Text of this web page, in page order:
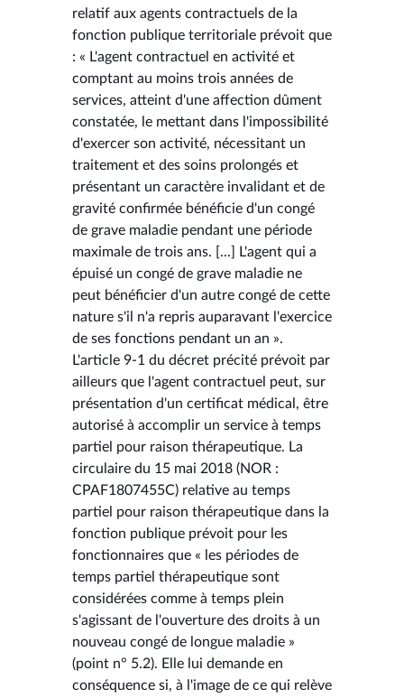
relatif aux agents contractuels de la
fonction publique territoriale prévoit que
: « L'agent contractuel en activité et
comptant au moins trois années de
services, atteint d'une affection dûment
constatée, le mettant dans l'impossibilité
d'exercer son activité, nécessitant un
traitement et des soins prolongés et
présentant un caractère invalidant et de
gravité confirmée bénéficie d'un congé
de grave maladie pendant une période
maximale de trois ans. [...] L'agent qui a
épuisé un congé de grave maladie ne
peut bénéficier d'un autre congé de cette
nature s'il n'a repris auparavant l'exercice
de ses fonctions pendant un an ».
L'article 9-1 du décret précité prévoit par
ailleurs que l'agent contractuel peut, sur
présentation d'un certificat médical, être
autorisé à accomplir un service à temps
partiel pour raison thérapeutique. La
circulaire du 15 mai 2018 (NOR :
CPAF1807455C) relative au temps
partiel pour raison thérapeutique dans la
fonction publique prévoit pour les
fonctionnaires que « les périodes de
temps partiel thérapeutique sont
considérées comme à temps plein
s'agissant de l'ouverture des droits à un
nouveau congé de longue maladie »
(point n° 5.2). Elle lui demande en
conséquence si, à l'image de ce qui relève